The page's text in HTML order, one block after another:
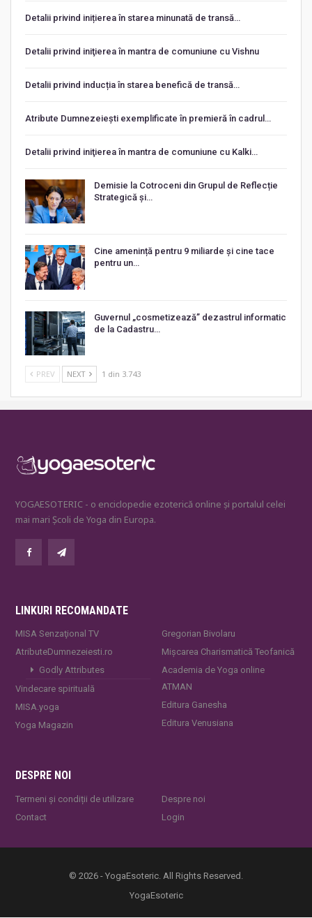
Detalii privind inițierea în starea minunată de transă…
Detalii privind iniţierea în mantra de comuniune cu Vishnu
Detalii privind inducția în starea benefică de transă…
Atribute Dumnezeiești exemplificate în premieră în cadrul…
Detalii privind iniţierea în mantra de comuniune cu Kalki…
Demisie la Cotroceni din Grupul de Reflecție
Strategică și…
Cine amenință pentru 9 miliarde și cine tace
pentru un…
Guvernul „cosmetizează” dezastrul informatic
de la Cadastru…
PREV NEXT 1 din 3.743
YOGAESOTERIC - o enciclopedie ezoterică online și portalul celei
mai mari Școli de Yoga din Europa.
LINKURI RECOMANDATE
MISA Senzaţional TV
AtributeDumnezeiesti.ro
Godly Attributes
Vindecare spirituală
MISA.yoga
Yoga Magazin
Gregorian Bivolaru
Mișcarea Charismatică Teofanică
Academia de Yoga online
ATMAN
Editura Ganesha
Editura Venusiana
DESPRE NOI
Termeni și condiții de utilizare
Contact
Despre noi
Login
© 2026 - YogaEsoteric. All Rights Reserved.
YogaEsoteric